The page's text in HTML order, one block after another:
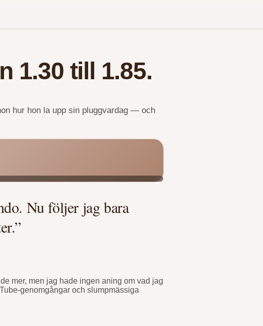
1.30 till 1.85.
hur hon la upp sin pluggvardag — och
Nu följer jag bara
mer, men jag hade ingen aning om vad jag
genomgångar och slumpmässiga